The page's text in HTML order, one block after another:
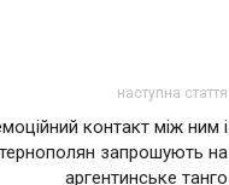
наступна стаття
контакт між ним і
запрошують на
аргентинське танго